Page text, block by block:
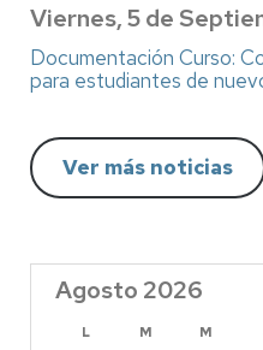
Viernes, 5 de
Documentación Curso:
para estudiantes de
Ver más noticias
Agosto 2026
L M M